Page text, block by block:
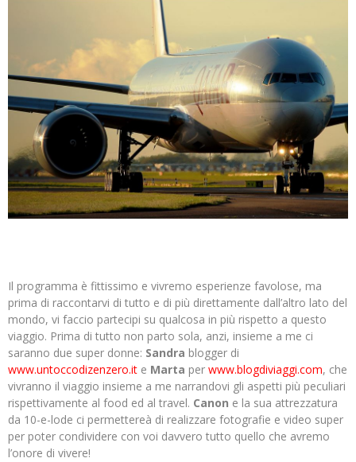
Il programma è fittissimo e vivremo esperienze favolose, ma
prima di raccontarvi di tutto e di più direttamente dall’altro lato del
mondo, vi faccio partecipi su qualcosa in più rispetto a questo
viaggio. Prima di tutto non parto sola, anzi, insieme a me ci
saranno due super donne: Sandra blogger di
www.untoccodizenzero.it e Marta per www.blogdiviaggi.com, che
vivranno il viaggio insieme a me narrandovi gli aspetti più peculiari
rispettivamente al food ed al travel. Canon e la sua attrezzatura
da 10-e-lode ci permettereà di realizzare fotografie e video super
per poter condividere con voi davvero tutto quello che avremo
l’onore di vivere!